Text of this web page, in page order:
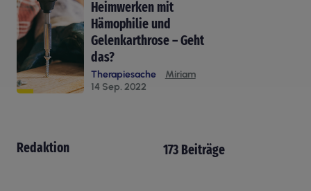
Heimwerken mit
Hämophilie und
Gelenkarthrose – Geht
das?
Therapiesache
Miriam
14 Sep. 2022
Redaktion 173 Beiträge